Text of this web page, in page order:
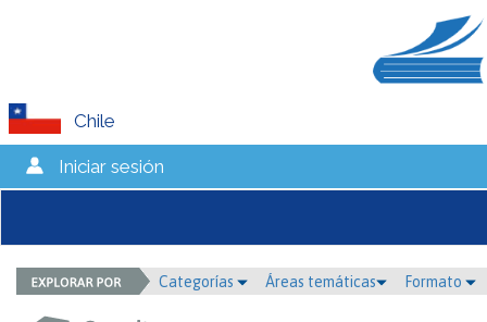
Chile
Iniciar sesión
Categorías Áreas temáticas Formato